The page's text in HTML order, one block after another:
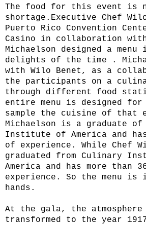
The food for this event is
shortage.Executive Chef
Puerto Rico Convention
Casino in collaboration with
Michaelson designed a
delights of the time .
with Wilo Benet, as a
the participants on a
through different food
entire menu is designed for
sample the cuisine of that
Michaelson is a graduate of
Institute of America and
of experience. While Chef
graduated from Culinary
America and has more than
experience. So the menu is
hands.
At the gala, the
transformed to the year